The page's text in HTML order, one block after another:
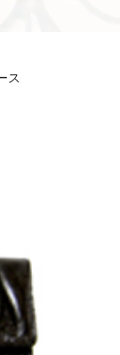
ス